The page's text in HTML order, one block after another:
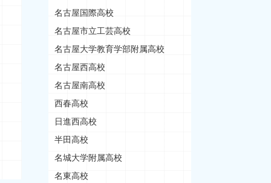
名古屋国際高校
名古屋市立工芸高校
名古屋大学教育学部附属高校
名古屋西高校
名古屋南高校
西春高校
日進西高校
半田高校
名城大学附属高校
名東高校